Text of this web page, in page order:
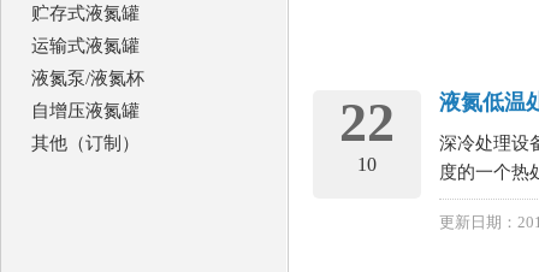
贮存式液氮罐
运输式液氮罐
液氮泵/液氮杯
自增压液氮罐
其他（订制）
22
10
液氮低温
深冷处理设
度的一个热
更新日期：